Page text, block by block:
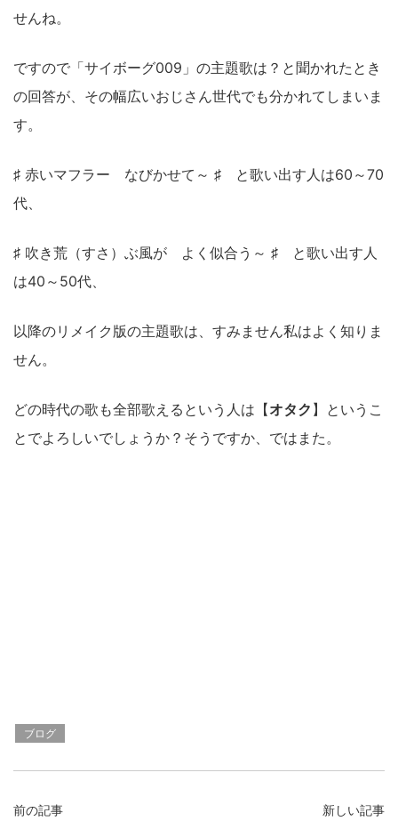
せんね。
ですので「サイボーグ009」の主題歌は？と聞かれたとき
の回答が、その幅広いおじさん世代でも分かれてしまいま
す。
♯ 赤いマフラー なびかせて～ ♯ と歌い出す人は60～70
代、
♯ 吹き荒（すさ）ぶ風が よく似合う～ ♯ と歌い出す人
は40～50代、
以降のリメイク版の主題歌は、すみません私はよく知りま
せん。
どの時代の歌も全部歌えるという人は【オタク 】というこ
とでよろしいでしょうか？そうですか、ではまた。
ブログ
前の記事
新しい記事